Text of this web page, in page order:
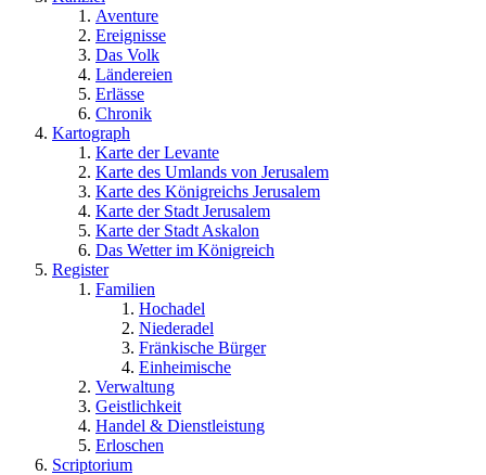
Aventure
Ereignisse
Das Volk
Ländereien
Erlässe
Chronik
Kartograph
Karte der Levante
Karte des Umlands von Jerusalem
Karte des Königreichs Jerusalem
Karte der Stadt Jerusalem
Karte der Stadt Askalon
Das Wetter im Königreich
Register
Familien
Hochadel
Niederadel
Fränkische Bürger
Einheimische
Verwaltung
Geistlichkeit
Handel & Dienstleistung
Erloschen
Scriptorium